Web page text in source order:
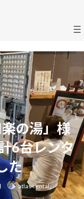
の湯」様
6台レンタ
た
atlas-rental